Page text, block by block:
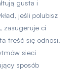
gusta i
jeśli polubisz
zasugeruje ci
treść się odnosi.
sieci
sposób